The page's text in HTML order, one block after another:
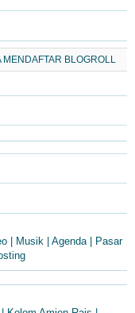
MENDAFTAR BLOGROLL
| Musik | Agenda | Pasar